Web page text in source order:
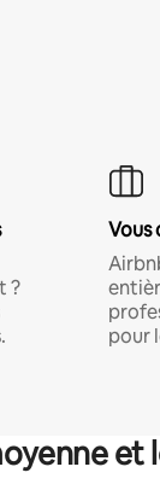
?
Vous
pour
et